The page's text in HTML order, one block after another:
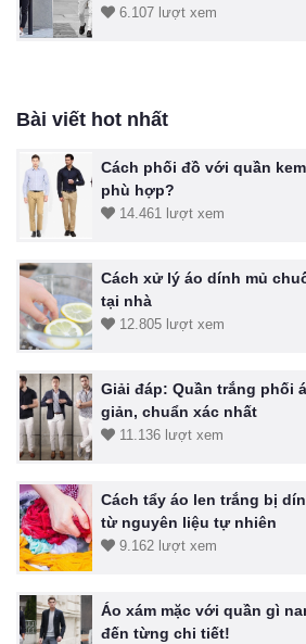
6.107 lượt xem
Bài viết hot nhất
Cách phối đồ với quần
phù hợp?
14.461 lượt xem
Cách xử lý áo dính mủ
tại nhà
12.805 lượt xem
Giải đáp: Quần trắng phối
giản, chuẩn xác nhất
11.136 lượt xem
Cách tẩy áo len trắng bị
từ nguyên liệu tự nhiên
9.162 lượt xem
Áo xám mặc với quần gì
đến từng chi tiết!